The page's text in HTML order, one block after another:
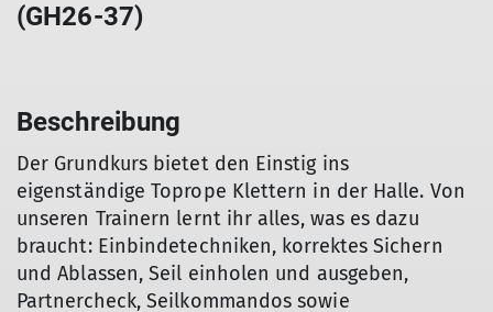
(GH26-37)
Beschreibung
Der Grundkurs bietet den Einstig ins
eigenständige Toprope Klettern in der Halle. Von
unseren Trainern lernt ihr alles, was es dazu
braucht: Einbindetechniken, korrektes Sichern
und Ablassen, Seil einholen und ausgeben,
Partnercheck, Seilkommandos sowie